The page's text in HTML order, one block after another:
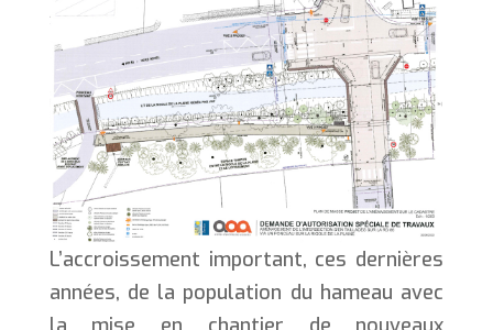
L’accroissement important, ces dernières
années, de la population du hameau avec